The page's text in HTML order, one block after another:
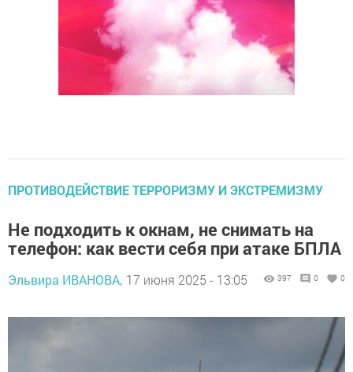
ПРОТИВОДЕЙСТВИЕ ТЕРРОРИЗМУ И ЭКСТРЕМИЗМУ
Не подходить к окнам, не снимать на
телефон: как вести себя при атаке БПЛА
Эльвира ИВАНОВА, 17 июня 2025 - 13:05 397 0 0